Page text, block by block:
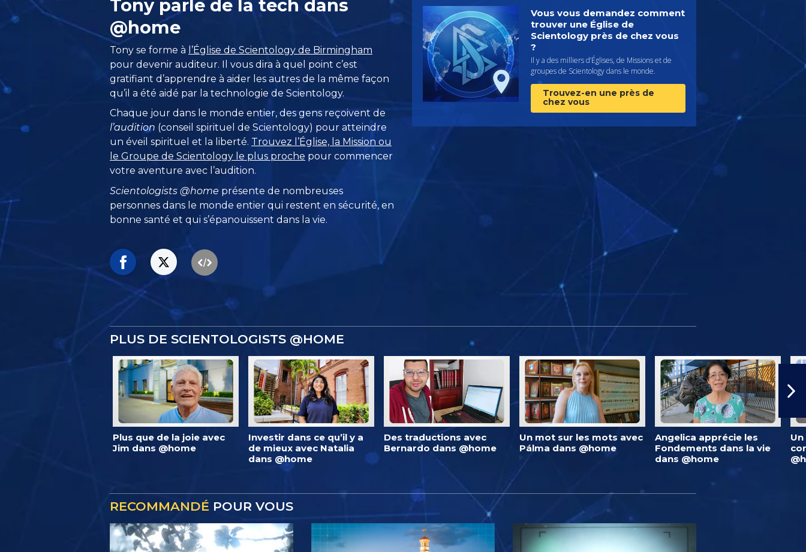
Tony parle de la tech dans
@home
Tony se forme à l’Église de Scientology de Birmingham
pour devenir auditeur. Il vous dira à quel point c’est
gratifiant d’apprendre à aider les autres de la même façon
qu’il a été aidé par la technologie de Scientology.
Chaque jour dans le monde entier, des gens reçoivent de
l’audition (conseil spirituel de Scientology) pour atteindre
un éveil spirituel et la liberté. Trouvez l’Église, la Mission ou
le Groupe de Scientology le plus proche pour commencer
votre aventure avec l’audition.
Scientologists @home présente de nombreuses
personnes dans le monde entier qui restent en sécurité, en
bonne santé et qui s’épanouissent dans la vie.
Vous vous demandez comment
trouver une Église de
Scientology près de chez vous
?
Il y a des milliers d’Églises, de Missions et de
groupes de Scientology dans le monde.
Trouvez-en une près de
chez vous
PLUS DE SCIENTOLOGISTS @HOME
Plus que de la joie avec
Jim dans @home
Investir dans ce qu’il y a
de mieux avec Natalia
dans @home
Des traductions avec
Bernardo dans @home
Un mot sur les mots avec
Pálma dans @home
Angelica apprécie les
Fondements dans la vie
dans @home
RECOMMANDÉ POUR VOUS